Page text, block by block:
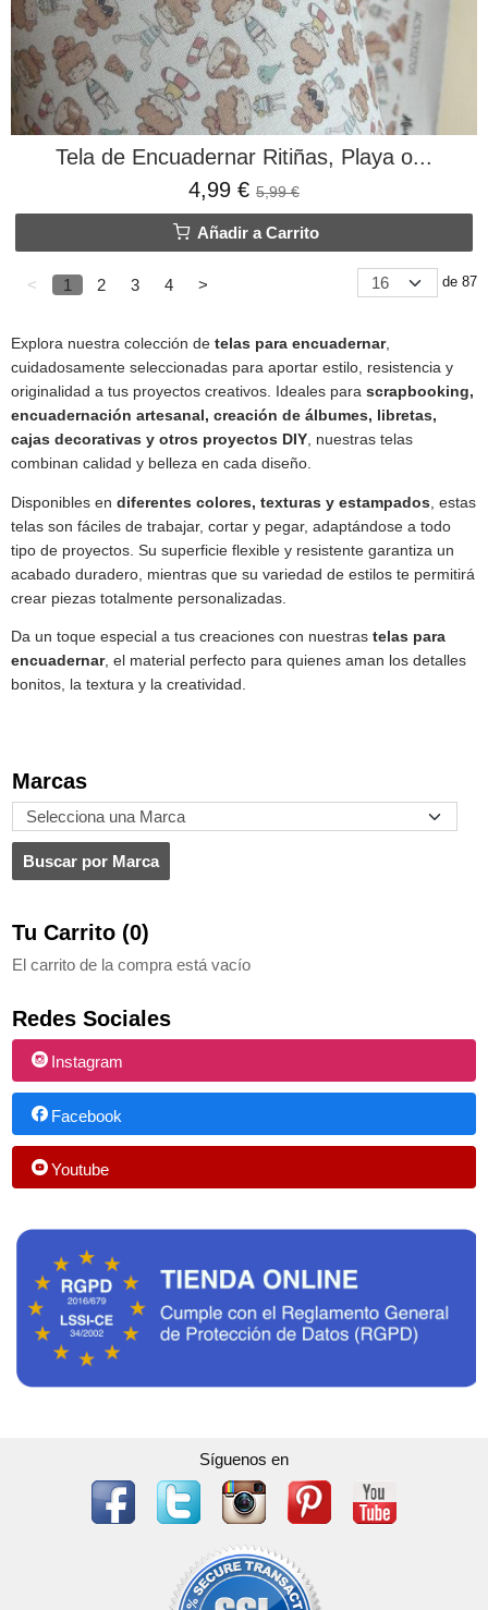
Marcas
Tu Carrito (0)
El carrito de la compra está vacío
Redes Sociales
Instagram
Facebook
Youtube
Tela de Encuadernar Ritiñas, Playa o...
4,99 € 5,99 €
Añadir a Carrito
< 1 2 3 4 > de 87
Explora nuestra colección de telas para encuadernar,
cuidadosamente seleccionadas para aportar estilo, resistencia y
originalidad a tus proyectos creativos. Ideales para scrapbooking,
encuadernación artesanal, creación de álbumes, libretas,
cajas decorativas y otros proyectos DIY, nuestras telas
combinan calidad y belleza en cada diseño.
Disponibles en diferentes colores, texturas y estampados , estas
telas son fáciles de trabajar, cortar y pegar, adaptándose a todo
tipo de proyectos. Su superficie flexible y resistente garantiza un
acabado duradero, mientras que su variedad de estilos te permitirá
crear piezas totalmente personalizadas.
Da un toque especial a tus creaciones con nuestras telas para
encuadernar, el material perfecto para quienes aman los detalles
bonitos, la textura y la creatividad.
Síguenos en